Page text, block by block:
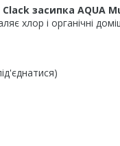
засипка AQUA
хлор і органічні